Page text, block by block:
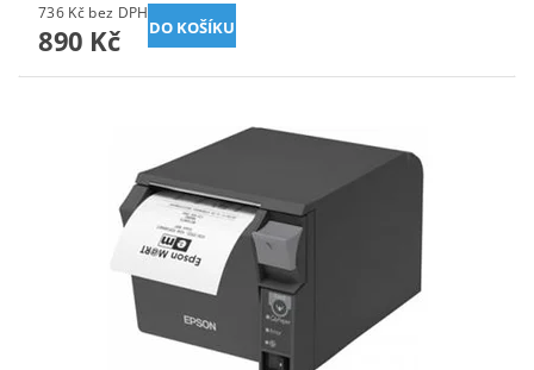
736 Kč bez DPH
890 Kč